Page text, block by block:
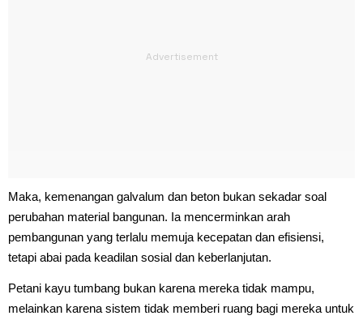
Maka, kemenangan galvalum dan beton bukan sekadar soal
perubahan material bangunan. Ia mencerminkan arah
pembangunan yang terlalu memuja kecepatan dan efisiensi,
tetapi abai pada keadilan sosial dan keberlanjutan.
Petani kayu tumbang bukan karena mereka tidak mampu,
melainkan karena sistem tidak memberi ruang bagi mereka untuk